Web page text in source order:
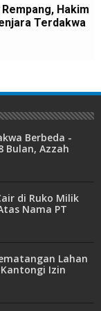
Hakim
Terdakwa
Berbeda -
Bulan, Azzah
6 Bulan
di Ruko Milik
Nama PT
Lahan
Izin